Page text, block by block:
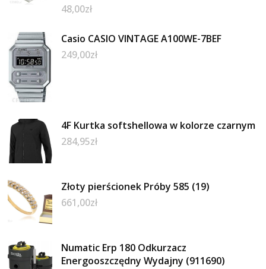
48,00zł
Casio CASIO VINTAGE A100WE-7BEF
249,00zł
4F Kurtka softshellowa w kolorze czarnym
284,95zł
Złoty pierścionek Próby 585 (19)
661,00zł
Numatic Erp 180 Odkurzacz
Energooszczędny Wydajny (911690)